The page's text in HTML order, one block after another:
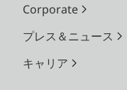
Corporate
プレス＆ニュース
キャリア